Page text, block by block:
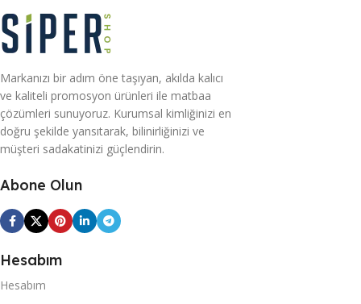
Markanızı bir adım öne taşıyan, akılda kalıcı
ve kaliteli promosyon ürünleri ile matbaa
çözümleri sunuyoruz. Kurumsal kimliğinizi en
doğru şekilde yansıtarak, bilinirliğinizi ve
müşteri sadakatinizi güçlendirin.
Abone Olun
Hesabım
Hesabım